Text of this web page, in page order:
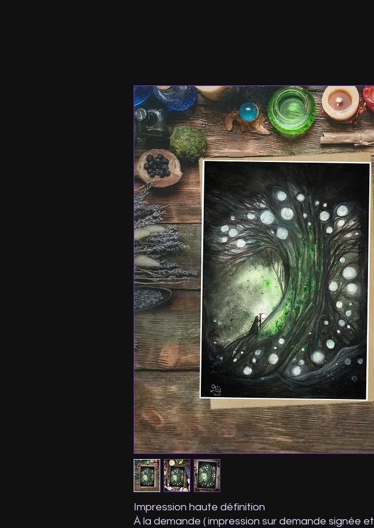
Impression haute définition
À la demande ( impression sur demande signée et